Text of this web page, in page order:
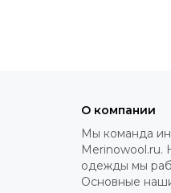
О компании
Мы команда
Merinowool.ru.
одежды мы
Основные